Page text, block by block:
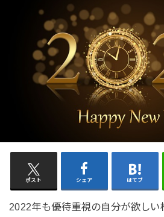
ポスト シェア はてブ
2022年も優待重視の自分が欲しい